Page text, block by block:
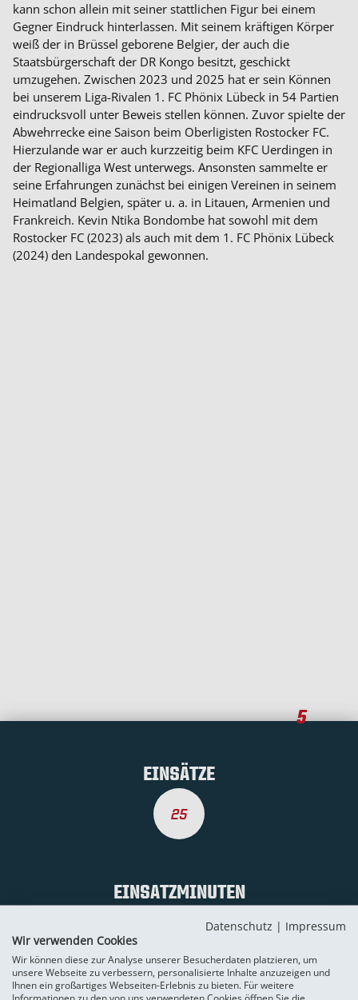
kann schon allein mit seiner stattlichen Figur bei einem
Gegner Eindruck hinterlassen. Mit seinem kräftigen Körper
weiß der in Brüssel geborene Belgier, der auch die
Staatsbürgerschaft der DR Kongo besitzt, geschickt
umzugehen. Zwischen 2023 und 2025 hat er sein Können
bei unserem Liga-Rivalen 1. FC Phönix Lübeck in 54 Partien
eindrucksvoll unter Beweis stellen können. Zuvor spielte der
Abwehrrecke eine Saison beim Oberligisten Rostocker FC.
Hierzulande war er auch kurzzeitig beim KFC Uerdingen in
der Regionalliga West unterwegs. Ansonsten sammelte er
seine Erfahrungen zunächst bei einigen Vereinen in seinem
Heimatland Belgien, später u. a. in Litauen, Armenien und
Frankreich. Kevin Ntika Bondombe hat sowohl mit dem
Rostocker FC (2023) als auch mit dem 1. FC Phönix Lübeck
(2024) den Landespokal gewonnen.
5
EINSÄTZE
25
EINSATZMINUTEN
Datenschutz | Impressum
Wir verwenden Cookies
Wir können diese zur Analyse unserer Besucherdaten platzieren, um
unsere Webseite zu verbessern, personalisierte Inhalte anzuzeigen und
Ihnen ein großartiges Webseiten-Erlebnis zu bieten. Für weitere